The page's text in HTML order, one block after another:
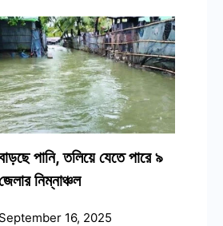
পানি, তলিয়ে যেতে পারে ৯
নিম্নাঞ্চল
September 16, 2025